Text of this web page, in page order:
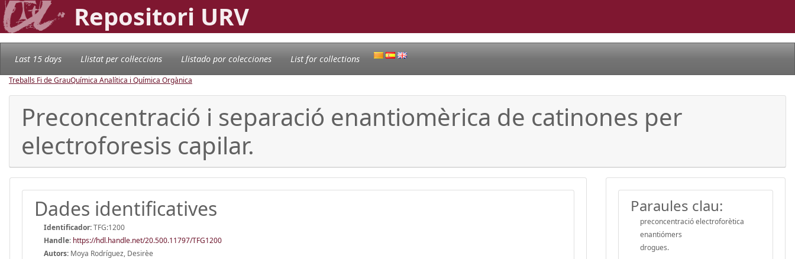
Repositori URV
Last 15 days Llistat per col·leccions Llistado por colecciones List for collections
Treballs Fi de GrauQuímica Analítica i Química Orgànica
Preconcentració i separació enantiomèrica de catinones per
electroforesis capilar.
Dades identificatives
Identificador:TFG:1200
Handle: https://hdl.handle.net/20.500.11797/TFG1200
Autors: Moya Rodríguez, Desirèe
Paraules clau:
preconcentració electroforètica
enantiómers
drogues.